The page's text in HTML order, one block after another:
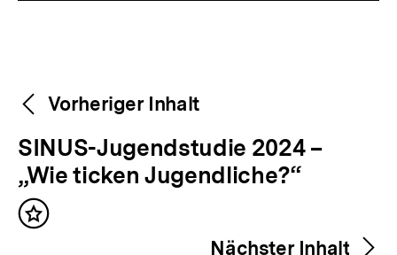
Weitere
Inhalte
Content-
Navigation
Vorheriger Inhalt
V
o
r
h
SINUS-Jugendstudie 2024 –
„Wie ticken Jugendliche?“
Inhalt
Nächster Inhalt